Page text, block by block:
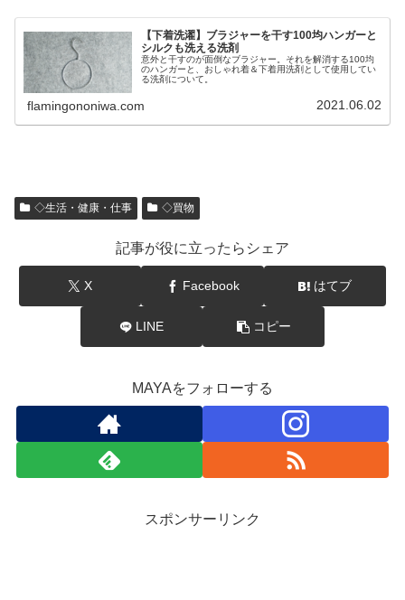
【下着洗濯】ブラジャーを干す100均ハンガーと
シルクも洗える洗剤
意外と干すのが面倒なブラジャー。それを解消する100均
のハンガーと、おしゃれ着＆下着用洗剤として使用してい
る洗剤について。
flamingononiwa.com 2021.06.02
◇生活・健康・仕事 ◇買物
記事が役に立ったらシェア
X Facebook はてブ
LINE コピー
MAYAをフォローする
スポンサーリンク